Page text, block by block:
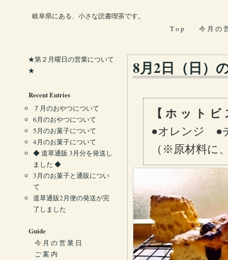
岐阜県にある、小さな読書喫茶です。
T o p
今 月 の
8月2日（日）
【 ホ ッ ト
●オレンジ ●
（※原材料に
★第２月曜日の営業について
★
Recent Entries
７月のおやつについて
6月のおやつについて
5月のお菓子について
4月のお菓子について
◆ 道草通販 3月分を発送し
ました ◆
3月のお菓子と通販につい
て
道草通販2月便の発送が完
了しました
Guide
今 月 の 営 業 日
ご 案 内